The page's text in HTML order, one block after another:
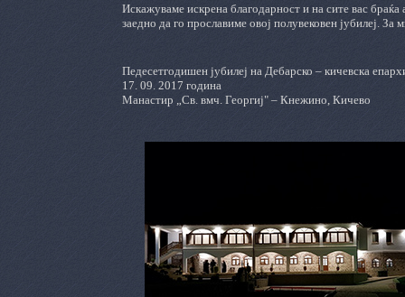
Искажуваме искрена благодарност и на сите вас
заедно да го прославиме овој полувековен јубилеј. За
Педесетгодишен јубилеј на Дебарско – кичевска
17. 09. 2017 година
Манастир „Св. вмч. Георгиј" – Кнежино, Кичево